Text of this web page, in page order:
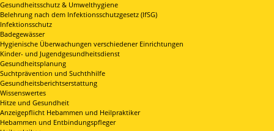
Gesundheitsschutz & Umwelthygiene
Belehrung nach dem Infektionsschutzgesetz (IfSG)
Infektionsschutz
Badegewässer
Hygienische Überwachungen verschiedener Einrichtungen
Kinder- und Jugendgesundheitsdienst
Gesundheitsplanung
Suchtprävention und Suchthhilfe
Gesundheitsberichtserstattung
Wissenswertes
Hitze und Gesundheit
Anzeigepflicht Hebammen und Heilpraktiker
Hebammen und Entbindungspfleger